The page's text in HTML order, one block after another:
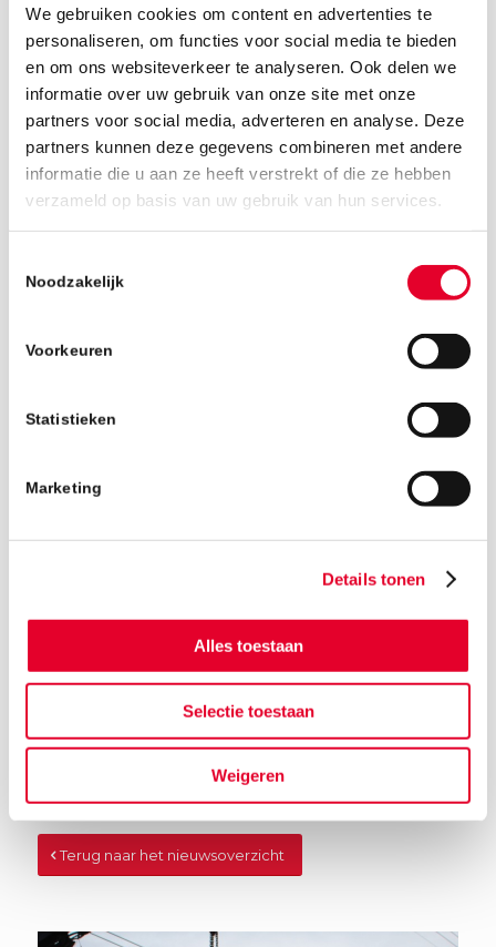
We gebruiken cookies om content en advertenties te
personaliseren, om functies voor social media te bieden
en om ons websiteverkeer te analyseren. Ook delen we
informatie over uw gebruik van onze site met onze
partners voor social media, adverteren en analyse. Deze
partners kunnen deze gegevens combineren met andere
informatie die u aan ze heeft verstrekt of die ze hebben
verzameld op basis van uw gebruik van hun services.
Noodzakelijk
Voorkeuren
Statistieken
Marketing
Details tonen
Alles toestaan
Selectie toestaan
Weigeren
19 december 2018
Terug naar het nieuwsoverzicht